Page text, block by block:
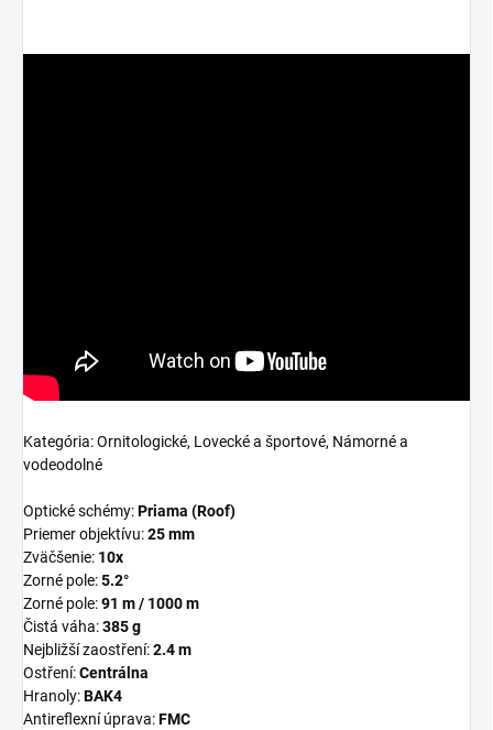
Kategória:Ornitologické, Lovecké a športové, Námorné a
vodeodolné
Optické schémy:Priama (Roof)
Priemer objektívu:25 mm
Zväčšenie: 10x
Zorné pole:5.2°
Zorné pole:91 m / 1000 m
Čistá váha:385 g
Nejbližší zaostření:2.4 m
Ostření:Centrálna
Hranoly:BAK4
Antireflexní úprava:FMC